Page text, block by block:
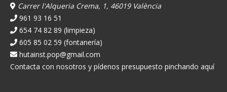
Carrer l'Alqueria Crema, 1, 46019 València
961 93 16 51
654 74 82 89 (limpieza)
605 85 02 59 (fontanería)
hutainst.pop@gmail.com
Contacta con nosotros y pídenos presupuesto pinchando aquí